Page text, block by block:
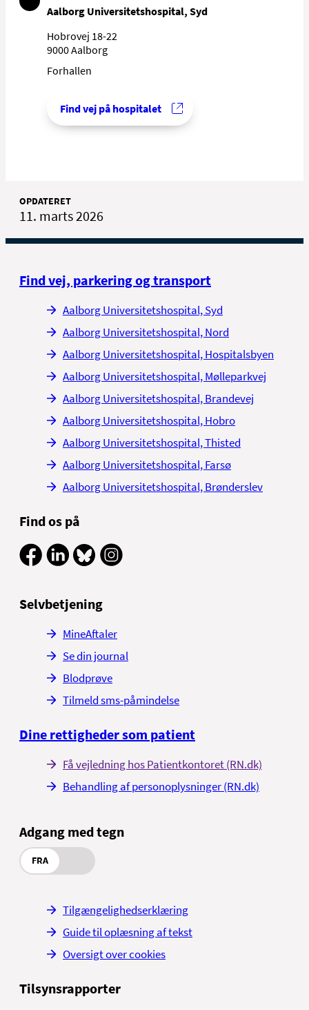
Aalborg Universitetshospital, Syd
Hobrovej 18-22
9000 Aalborg
Forhallen
Find vej på hospitalet
OPDATERET
11. marts 2026
Find vej, parkering og transport
Aalborg Universitetshospital, Syd
Aalborg Universitetshospital, Nord
Aalborg Universitetshospital, Hospitalsbyen
Aalborg Universitetshospital, Mølleparkvej
Aalborg Universitetshospital, Brandevej
Aalborg Universitetshospital, Hobro
Aalborg Universitetshospital, Thisted
Aalborg Universitetshospital, Farsø
Aalborg Universitetshospital, Brønderslev
Find os på
Selvbetjening
MineAftaler
Se din journal
Blodprøve
Tilmeld sms-påmindelse
Dine rettigheder som patient
Få vejledning hos Patientkontoret (RN.dk)
Behandling af personoplysninger (RN.dk)
Adgang med tegn
FRA
Tilgængelighedserklæring
Guide til oplæsning af tekst
Oversigt over cookies
Tilsynsrapporter